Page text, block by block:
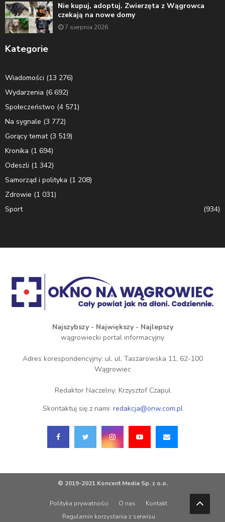
Nie kupuj, adoptuj. Zwierzęta z Wągrowca
czekają na nowe domy
7 sierpnia 2026
Kategorie
Wiadomości (13 276)
Wydarzenia (6 692)
Społeczeństwo (4 571)
Na sygnale (3 772)
Gorący temat(3 519)
Kronika (1 694)
Odeszli (1 342)
Samorząd i polityka (1 208)
Zdrowie (1 031)
Sport
(934)
Najszybszy - Największy - Najlepszy
wągrowiecki portal informacyjny
Adres korespondencyjny: ul. ul. Taszarowska 11, 62-100
Wągrowiec
Redaktor Naczelny: Krzysztof Czapul
Skontaktuj się z nami: redakcja@onw.com.pl
© 2019-2021 Koncent Media Sp. z o.o.
Polityka prywatności O nas
Kontakt
Regulamin korzystania z serwisu